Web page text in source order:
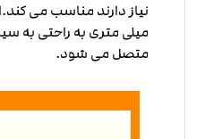
میلی متری به راحتی به
متصل می شود.